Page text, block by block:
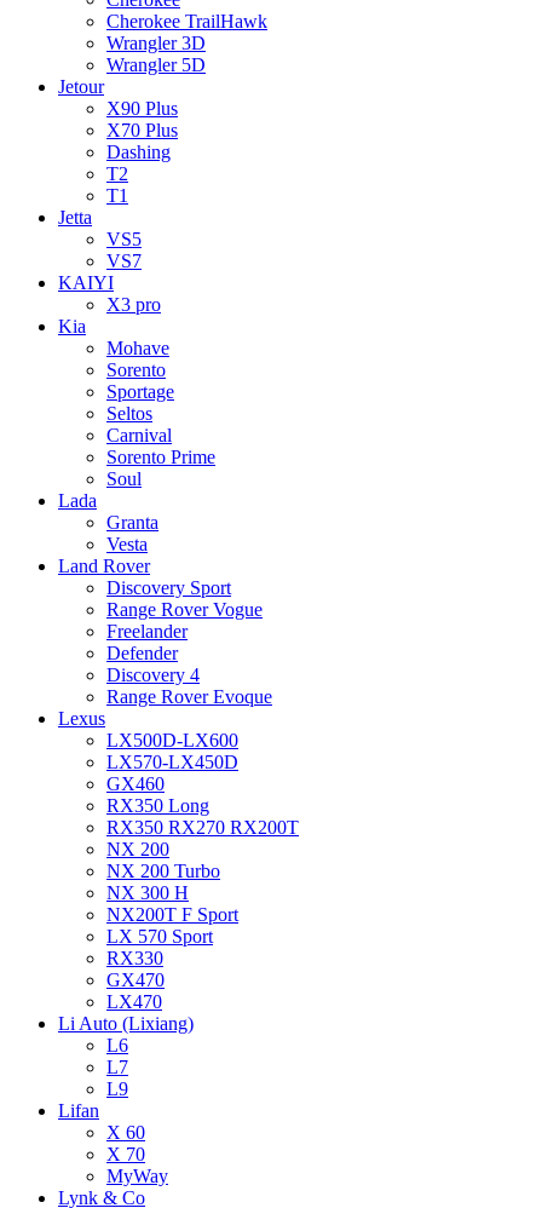
Cherokee TrailHawk
Wrangler 3D
Wrangler 5D
Jetour
X90 Plus
X70 Plus
Dashing
T2
T1
Jetta
VS5
VS7
KAIYI
X3 pro
Kia
Mohave
Sorento
Sportage
Seltos
Carnival
Sorento Prime
Soul
Lada
Granta
Vesta
Land Rover
Discovery Sport
Range Rover Vogue
Freelander
Defender
Discovery 4
Range Rover Evoque
Lexus
LX500D-LX600
LX570-LX450D
GX460
RX350 Long
RX350 RX270 RX200T
NX 200
NX 200 Turbo
NX 300 H
NX200T F Sport
LX 570 Sport
RX330
GX470
LX470
Li Auto (Lixiang)
L6
L7
L9
Lifan
X 60
X 70
MyWay
Lynk & Co